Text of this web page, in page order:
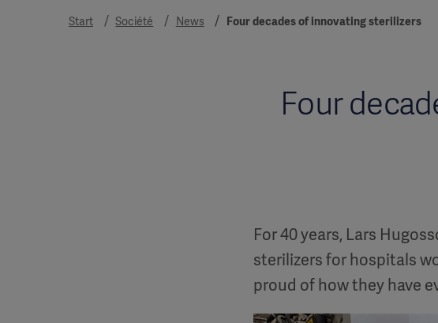
Start Société News Four decades of innovating sterilizers
Four
For 40 years, Lars
sterilizers for hospitals
proud of how they have